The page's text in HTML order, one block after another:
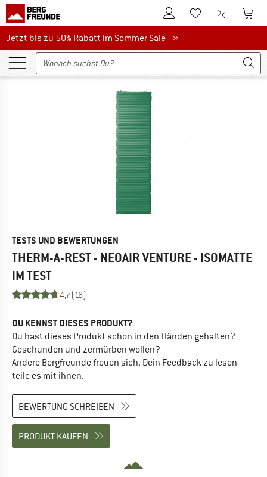
Zum KundenkontoZum Merkzettel.
Zum Zum
Jetzt bis zu 50% Rabatt im Sommer Sale
Jetzt bis zu 50% Rabatt im Sommer Sale »
TESTS UND BEWERTUNGEN
THERM-A-REST - NEOAIR VENTURE - ISOMATTE
IM TEST
4,7(16)
DU KENNST DIESES PRODUKT?
Du hast dieses Produkt schon in den Händen gehalten?
Geschunden und zermürben wollen?
Andere Bergfreunde freuen sich, Dein Feedback zu lesen -
teile es mit ihnen.
BEWERTUNG SCHREIBEN
PRODUKT KAUFEN